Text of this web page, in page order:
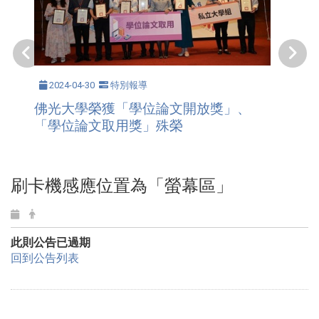
2024-04-30 特別報導
佛光大學榮獲「學位論文開放獎」、
「學位論文取用獎」殊榮
刷卡機感應位置為「螢幕區」
此則公告已過期
回到公告列表